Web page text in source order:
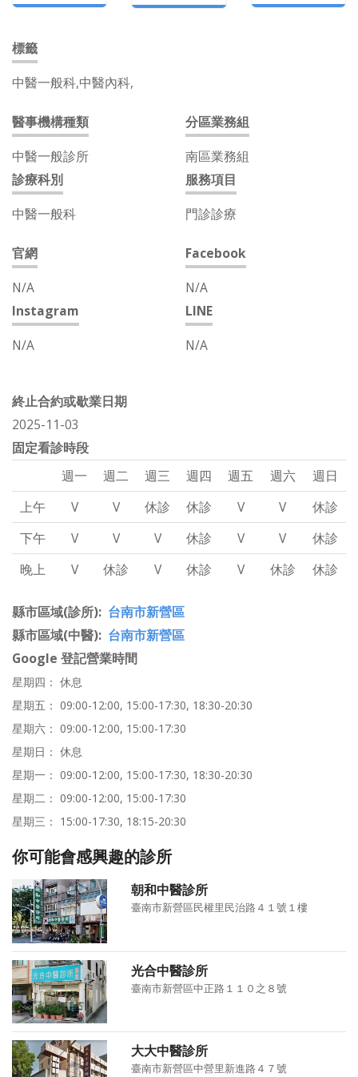
標籤
中醫一般科,中醫內科,
醫事機構種類
中醫一般診所
分區業務組
南區業務組
診療科別
中醫一般科
服務項目
門診診療
官網
N/A
Facebook
N/A
Instagram
N/A
LINE
N/A
終止合約或歇業日期
2025-11-03
固定看診時段
週一
週二 週三 週四 週五 週六
週日
上午
V V 休診 休診 V V
休診
下午
V V V 休診 V V
休診
晚上
V 休診 V 休診 V 休診 休診
縣市區域(診所) 台南市新營區
縣市區域(中醫) 台南市新營區
Google 登記營業時間
星期四： 休息
星期五： 09:00-12:00, 15:00-17:30, 18:30-20:30
星期六： 09:00-12:00, 15:00-17:30
星期日： 休息
星期一： 09:00-12:00, 15:00-17:30, 18:30-20:30
星期二： 09:00-12:00, 15:00-17:30
星期三： 15:00-17:30, 18:15-20:30
你可能會感興趣的診所
朝和中醫診所
臺南市新營區民權里民治路４１號１樓
光合中醫診所
臺南市新營區中正路１１０之８號
大大中醫診所
臺南市新營區中營里新進路４７號